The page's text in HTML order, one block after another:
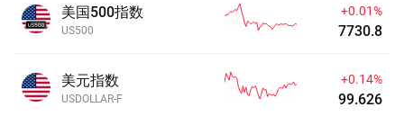
美国500指数
US500
+0.01%
7730.8
美元指数
USDOLLAR-F
+0.14%
99.626